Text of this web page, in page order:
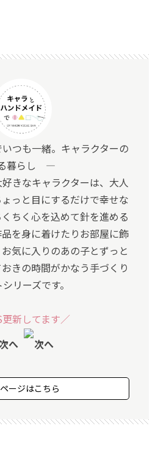
つも一緒。キャラクターの
暮らし ―
きなキャラクターは、大人
っと目にするだけで幸せな
ちく心を込めて針を進める
を身に着けたりお部屋に飾
気に入りのあの子とずっと
きの時間がかなう手づくり
リーズです。
新してます／
ージはこちら